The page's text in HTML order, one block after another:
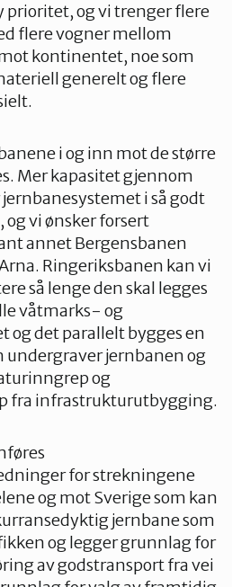
prioritet, og vi trenger flere
flere vogner mellom
kontinentet, noe som
generelt og flere
i og inn mot de større
Mer kapasitet gjennom
i så godt
og vi ønsker forsert
annet Bergensbanen
Ringeriksbanen kan vi
så lenge den skal legges
våtmarks- og
og det parallelt bygges en
undergraver jernbanen og
og
fra infrastrukturutbygging.
for strekningene
og mot Sverige som kan
jernbane som
og legger grunnlag for
av godstransport fra vei